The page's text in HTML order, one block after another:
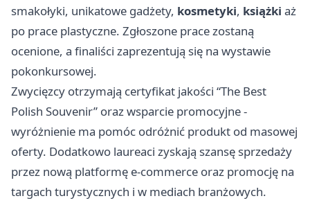
smakołyki, unikatowe gadżety, kosmetyki, książki aż
po prace plastyczne. Zgłoszone prace zostaną
ocenione, a finaliści zaprezentują się na wystawie
pokonkursowej.
Zwycięzcy otrzymają certyfikat jakości “The Best
Polish Souvenir” oraz wsparcie promocyjne -
wyróżnienie ma pomóc odróżnić produkt od masowej
oferty. Dodatkowo laureaci zyskają szansę sprzedaży
przez nową platformę e-commerce oraz promocję na
targach turystycznych i w mediach branżowych.